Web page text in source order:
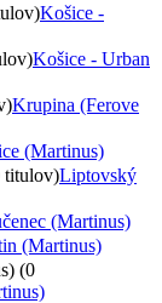
Košice -
Košice - Urban
Krupina (Ferove
(Martinus)
titulov)Liptovský
(Martinus)
(Martinus)
(0